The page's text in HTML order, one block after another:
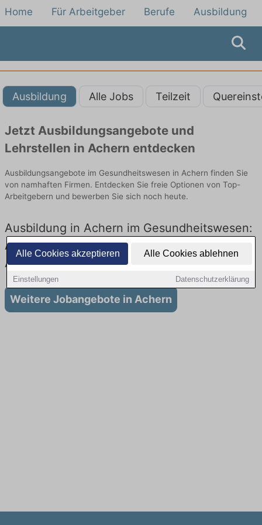
Alle Cookies akzeptieren Alle Cookies ablehnen
Einstellungen Datenschutzerklärung
Home Für Arbeitgeber Berufe Ausbildung
Ausbildung Alle Jobs Teilzeit
Jetzt Ausbildungsangebote und
Lehrstellen in Achern entdecken
Ausbildungsangebote im Gesundheitswesen in Achern finden Sie
von namhaften Firmen. Entdecken Sie freie Optionen von Top-
Arbeitgebern und bewerben Sie sich noch heute.
Ausbildung in Achern im Gesundheitswesen:
Aktuell gibt es keine Stellenangebote für
Ausbildung in Achern
Weitere Jobangebote in Achern